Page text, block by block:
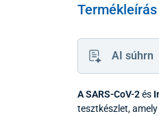
Termékleírás
AI súhrn
A SARS-CoV-2és
tesztkészlet, amely